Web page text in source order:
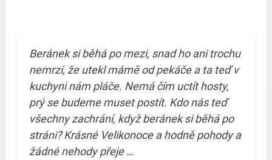
Beránek si běhá po mezi, snad ho ani trochu
nemrzí, že utekl mámě od pekáče a ta teď v
kuchyni nám pláče. Nemá čím uctít hosty,
prý se budeme muset postít. Kdo nás teď
všechny zachrání, když beránek si běhá po
stráni? Krásné Velikonoce a hodně pohody a
žádné nehody přeje …